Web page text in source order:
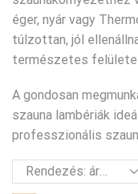
éger, nyár vagy
túlzottan, jól
természetes
A gondosan
szauna lambériák
professzionális